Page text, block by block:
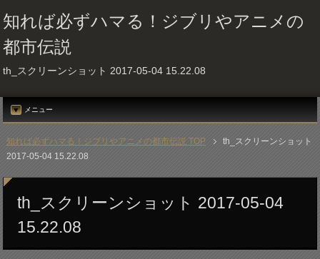
知れば必ずハマる！ジブリやアニメの
都市伝説
th_スクリーンショット 2017-05-04 15.22.08
メニュー
知れば必ずハマる！ジブリやアニメの都市伝説 TOP
th_スクリーンショット
2017-05-04 15.22.08
th_スクリーンショット 2017-05-04
15.22.08